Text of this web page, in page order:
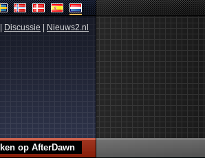
Discussie Nieuws2.nl